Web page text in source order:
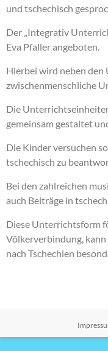
und tschechisch
Der „Integrativ
Eva Pfaller angeboten.
Hierbei wird neben
zwischenmenschliche
Die
gemeinsam gestaltet
Die Kinder versuchen
tschechisch zu
Bei den zahlreichen
auch Beiträge in
Diese Unterrichtsform
Völkerverbindung, kann
nach Tschechien